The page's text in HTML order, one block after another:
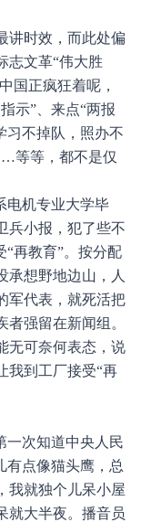
讲时效，而此处偏
志文革“伟大胜
国正疯狂着呢，
示”、来点“两报
习不掉队，照办不
等等，都不是仅
电机专业大学毕
兵小报，犯了些不
“再教育”。按分配
承想野地边山，人
军代表，就死活把
强留在新闻组。
无可奈何表态，说
我到工厂接受“再
一次知道中央人民
有点像猫头鹰，总
我就独个儿呆小屋
就大半夜。播音员